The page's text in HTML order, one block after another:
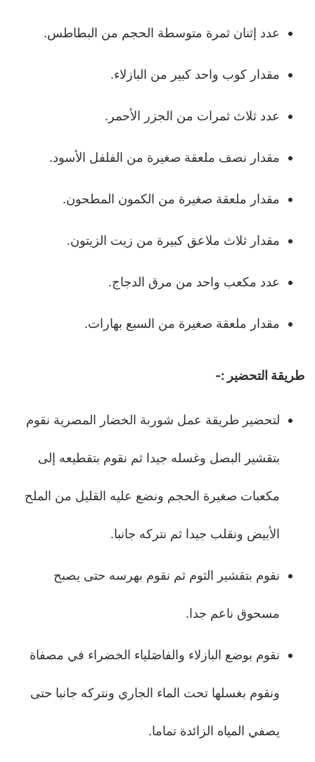
عدد إثنان ثمرة متوسطة الحجم من البطاطس.
مقدار كوب واحد كبير من البازلاء.
عدد ثلاث ثمرات من الجزر الأحمر.
مقدار نصف ملعقة صغيرة من الفلفل الأسود.
مقدار ملعقة صغيرة من الكمون المطحون.
مقدار ثلاث ملاعق كبيرة من زيت الزيتون.
عدد مكعب واحد من مرق الدجاج.
مقدار ملعقة صغيرة من السبع بهارات.
طريقة التحضير :-
لتحضير طريقة عمل شوربة الخضار المصرية نقوم
بتقشير البصل وغسله جيدا ثم نقوم بتقطيعه إلى
مكعبات صغيرة الحجم ونضع عليه القليل من الملح
الأبيض ونقلب جيدا ثم نتركه جانبا.
نقوم بتقشير الثوم ثم نقوم بهرسه حتى يصبح
مسحوق ناعم جدا.
نقوم بوضع البازلاء والفاصَلياء الخضراء في مصفاة
ونقوم بغسلها تحت الماء الجاري ونتركه جانبا حتى
يصفي المياه الزائدة تماما.